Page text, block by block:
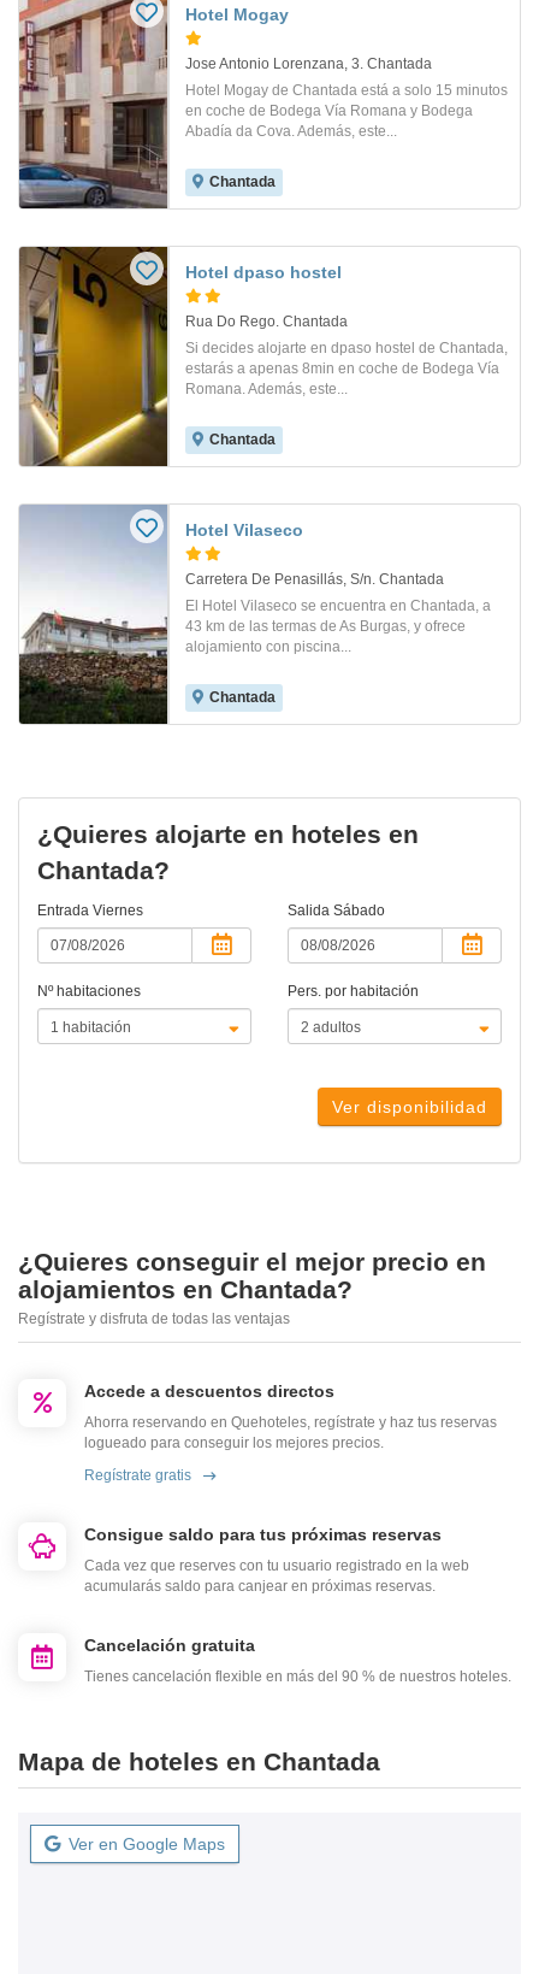
Hotel Mogay
Jose Antonio Lorenzana, 3. Chantada
Hotel Mogay de Chantada está a solo 15 minutos
en coche de Bodega Vía Romana y Bodega
Abadía da Cova. Además, este...
Chantada
Hotel dpaso hostel
Rua Do Rego. Chantada
Si decides alojarte en dpaso hostel de Chantada,
estarás a apenas 8min en coche de Bodega Vía
Romana. Además, este...
Chantada
Hotel Vilaseco
Carretera De Penasillás, S/n. Chantada
El Hotel Vilaseco se encuentra en Chantada, a
43 km de las termas de As Burgas, y ofrece
alojamiento con piscina...
Chantada
¿Quieres alojarte en hoteles en
Chantada?
Entrada Viernes Salida Sábado
Nº habitaciones Pers. por habitación
Ver disponibilidad
¿Quieres conseguir el mejor precio en
alojamientos en Chantada?
Regístrate y disfruta de todas las ventajas
Accede a descuentos directos
Ahorra reservando en Quehoteles, regístrate y haz tus reservas
logueado para conseguir los mejores precios.
Regístrate gratis
Consigue saldo para tus próximas reservas
Cada vez que reserves con tu usuario registrado en la web
acumularás saldo para canjear en próximas reservas.
Cancelación gratuita
Tienes cancelación flexible en más del 90 % de nuestros hoteles.
Mapa de hoteles en Chantada
Ver en Google Maps